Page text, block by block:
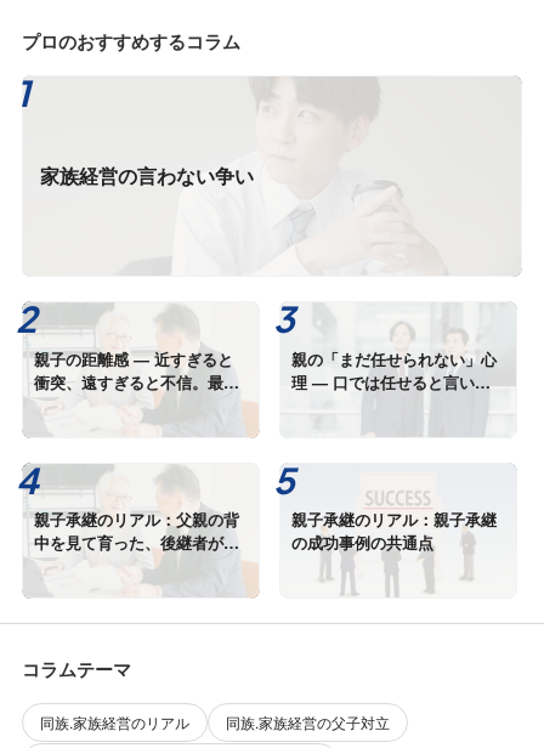
プロのおすすめするコラム
家族経営の言わない争い
親子の距離感 — 近すぎると
衝突、遠すぎると不信。最適
距離とは何か
親の「まだ任せられない」心
理 — 口では任せると言いな
親子承継のリアル：父親の背
中を見て育った、後継者が語
るプレッシャーと喜び
親子承継のリアル：親子承継
の成功事例の共通点
コラムテーマ
同族.家族経営のリアル
同族.家族経営の父子対立